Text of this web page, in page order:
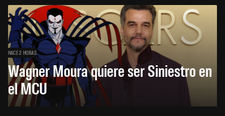
HACE 2 HORAS
Wagner Moura quiere ser Siniestro en
el MCU